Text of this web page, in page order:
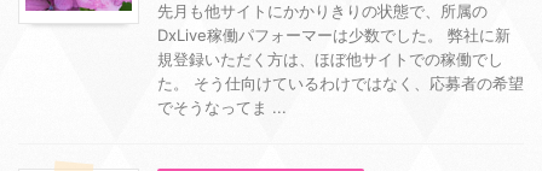
先月も他サイトにかかりきりの状態で、所属の
DxLive稼働パフォーマーは少数でした。 弊社に新
規登録いただく方は、ほぼ他サイトでの稼働でし
た。 そう仕向けているわけではなく、応募者の希望
でそうなってま ...